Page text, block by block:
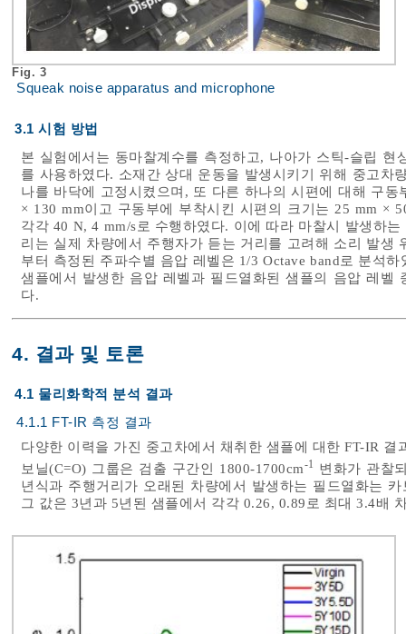
Fig. 3
Squeak noise apparatus and microphone
3.1 시험 방법
본 실험에서는 동마찰계수를 측정하고, 나아가 스틱-슬립
를 사용하였다. 소재간 상대 운동을 발생시키기 위해 중고차
나를 바닥에 고정시켰으며, 또 다른 하나의 시편에 대해 구
× 130 mm이고 구동부에 부착시킨 시편의 크기는 25 mm ×
각각 40 N, 4 mm/s로 수행하였다. 이에 따라 마찰시 발생하
리는 실제 차량에서 주행자가 듣는 거리를 고려해 소리 발생
부터 측정된 주파수별 음압 레벨은 1/3 Octave band로 분석
샘플에서 발생한 음압 레벨과 필드열화된 샘플의 음압 레벨
다.
4. 결과 및 토론
4.1 물리화학적 분석 결과
4.1.1 FT-IR 측정 결과
다양한 이력을 가진 중고차에서 채취한 샘플에 대한 FT-IR 결
보닐(C=O) 그룹은 검출 구간인 1800-1700cm-1 변화가 관찰
년식과 주행거리가 오래된 차량에서 발생하는 필드열화는
그 값은 3년과 5년된 샘플에서 각각 0.26, 0.89로 최대 3.4배